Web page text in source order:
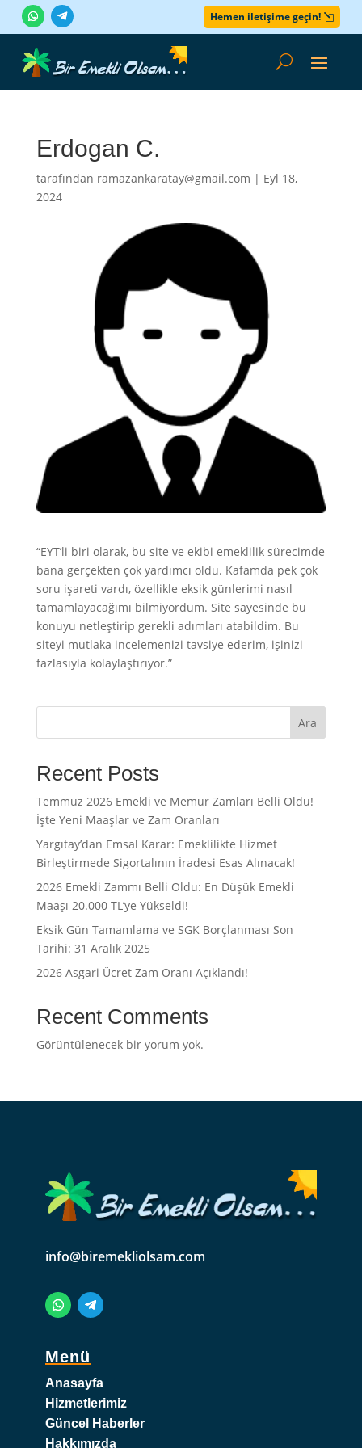
Hemen iletişime geçin!
Erdogan C.
tarafından ramazankaratay@gmail.com | Eyl 18,
2024
“EYT’li biri olarak, bu site ve ekibi emeklilik sürecimde
bana gerçekten çok yardımcı oldu. Kafamda pek çok
soru işareti vardı, özellikle eksik günlerimi nasıl
tamamlayacağımı bilmiyordum. Site sayesinde bu
konuyu netleştirip gerekli adımları atabildim. Bu
siteyi mutlaka incelemenizi tavsiye ederim, işinizi
fazlasıyla kolaylaştırıyor.”
Ara
Recent Posts
Temmuz 2026 Emekli ve Memur Zamları Belli Oldu!
İşte Yeni Maaşlar ve Zam Oranları
Yargıtay’dan Emsal Karar: Emeklilikte Hizmet
Birleştirmede Sigortalının İradesi Esas Alınacak!
2026 Emekli Zammı Belli Oldu: En Düşük Emekli
Maaşı 20.000 TL’ye Yükseldi!
Eksik Gün Tamamlama ve SGK Borçlanması Son
Tarihi: 31 Aralık 2025
2026 Asgari Ücret Zam Oranı Açıklandı!
Recent Comments
Görüntülenecek bir yorum yok.
info@biremekliolsam.com
Menü
Anasayfa
Hizmetlerimiz
Güncel Haberler
Hakkımızda